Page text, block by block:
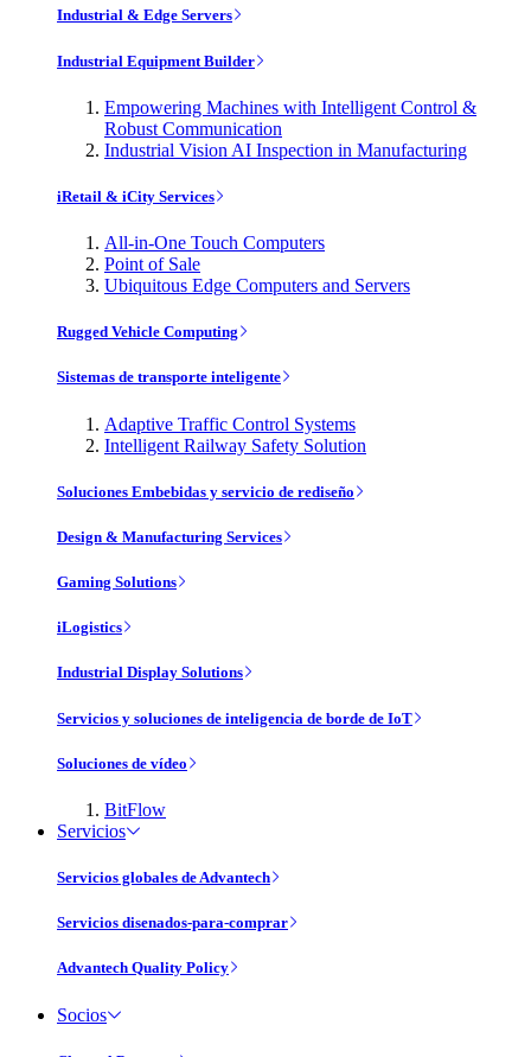
Industrial & Edge Servers
Industrial Equipment Builder
Empowering Machines with Intelligent Control &
Robust Communication
Industrial Vision AI Inspection in Manufacturing
iRetail & iCity Services
All-in-One Touch Computers
Point of Sale
Ubiquitous Edge Computers and Servers
Rugged Vehicle Computing
Sistemas de transporte inteligente
Adaptive Traffic Control Systems
Intelligent Railway Safety Solution
Soluciones Embebidas y servicio de rediseño
Design & Manufacturing Services
Gaming Solutions
iLogistics
Industrial Display Solutions
Servicios y soluciones de inteligencia de borde de IoT
Soluciones de vídeo
BitFlow
Servicios
Servicios globales de Advantech
Servicios disenados-para-comprar
Advantech Quality Policy
Socios